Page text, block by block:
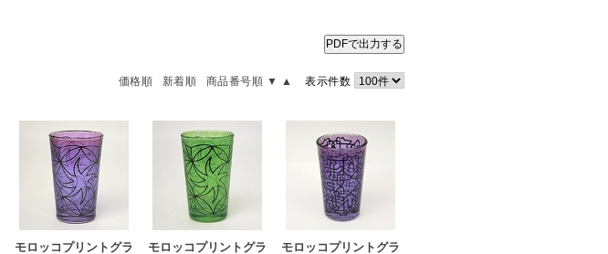
PDFで出力する
価格順 新着順 商品番号順 ▼ ▲ 表示件数
モロッコプリントグラ
モロッコプリントグラ
モロッコプリントグラ